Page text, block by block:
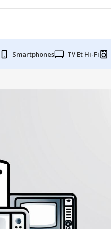
Smartphones TV Et Hi-Fi